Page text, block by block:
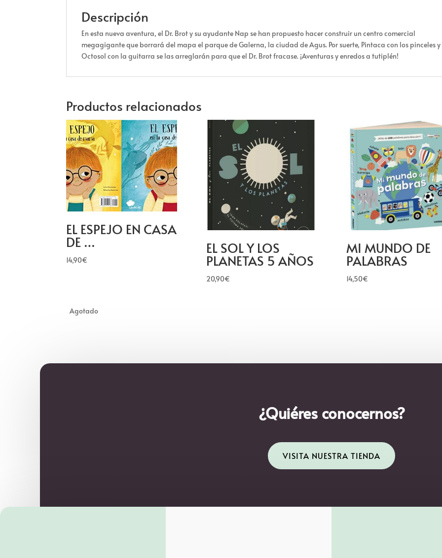
Descripción
En esta nueva aventura, el Dr. Brot y su ayudante Nap se han propuesto hacer construir un centro comercial
megagigante que borrará del mapa el parque de Galerna, la ciudad de Agus. Por suerte, Pintaca con los pinceles y
Octosol con la guitarra se las arreglarán para que el Dr. Brot fracase. ¡Aventuras y enredos a tutiplén!
Productos relacionados
EL ESPEJO EN CASA
DE …
14,90€
EL SOL Y LOS
PLANETAS 5 AÑOS
20,90€
MI MUNDO DE
PALABRAS
14,50€
¿Quiéres conocernos?
VISITA NUESTRA TIENDA